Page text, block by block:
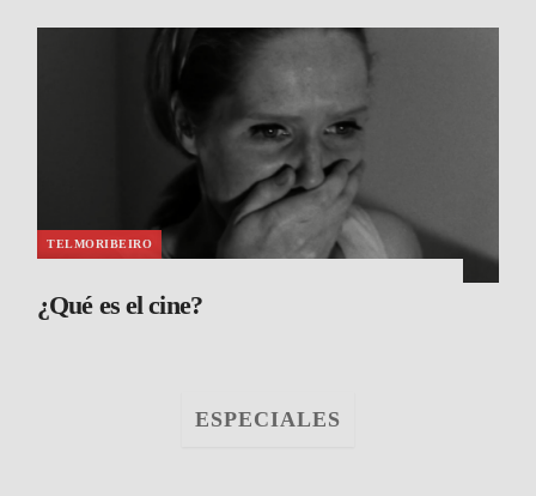
TELMORIBEIRO
¿Qué es el cine?
ESPECIALES